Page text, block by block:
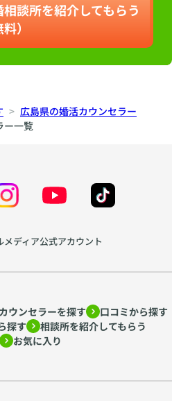
相談所を紹介してもらう
料）
広島県の婚活カウンセラー
ー一覧
ディア公式アカウント
カウンセラーを探す
口コミから探す
探す
相談所を紹介してもらう
お気に入り